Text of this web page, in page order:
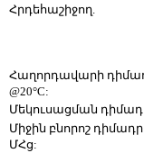
Հրդեհաշիջող.
Հաղորդավարի
@20°C:
Մեկուսացման
Միջին բնորոշ
ՄՀց: